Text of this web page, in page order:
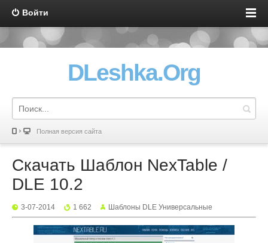
Войти
DLeshka.Org
Полная версия сайта
Скачать Шаблон NexTable /
DLE 10.2
3-07-2014 1 662 Шаблоны DLE Универсальные